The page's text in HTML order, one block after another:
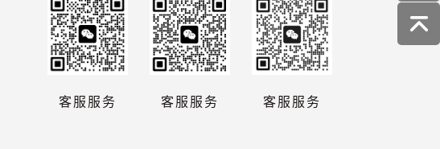
客服服务 客服服务 客服服务